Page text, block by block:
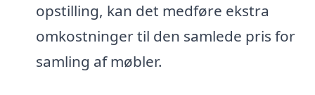
opstilling, kan det medføre ekstra
omkostninger til den samlede pris for
samling af møbler.